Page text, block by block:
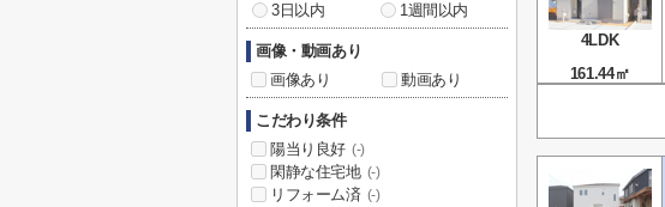
4LDK
161.44㎡
3日以内
1週間以内
画像・動画あり
画像あり
動画あり
こだわり条件
陽当り良好 (-)
閑静な住宅地 (-)
リフォーム済 (-)